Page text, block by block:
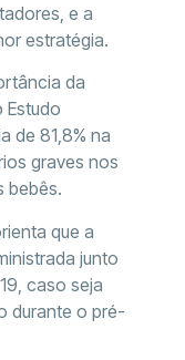
e a
estratégia.
da
Estudo
de 81,8% na
graves nos
bebês.
que a
junto
caso seja
durante o pré-